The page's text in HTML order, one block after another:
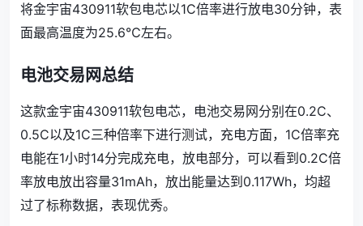
将金宇宙430911软包电芯以1C倍率进行放电30分钟，表
面最高温度为25.6℃左右。
电池交易网总结
这款金宇宙430911软包电芯，电池交易网分别在0.2C、
0.5C以及1C三种倍率下进行测试，充电方面，1C倍率充
电能在1小时14分完成充电，放电部分，可以看到0.2C倍
率放电放出容量31mAh，放出能量达到0.117Wh，均超
过了标称数据，表现优秀。